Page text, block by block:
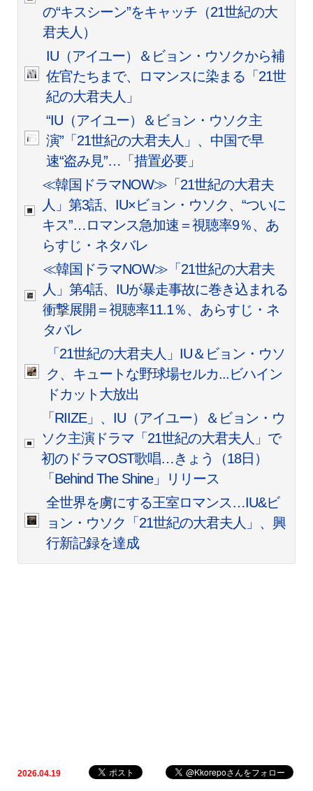
の“キスシーン”をキャッチ（21世紀の大
君夫人）
IU（アイユー）＆ビョン・ウソクから補
佐官たちまで、ロマンスに染まる「21世
紀の大君夫人」
“IU（アイユー）＆ビョン・ウソク主
演”「21世紀の大君夫人」、中国で早
速“盗み見”…「措置必要」
≪韓国ドラマNOW≫「21世紀の大君夫
人」第3話、IU×ビョン・ウソク、“ついに
キス”…ロマンス急加速＝視聴率9％、あ
らすじ・ネタバレ
≪韓国ドラマNOW≫「21世紀の大君夫
人」第4話、IUが暴走事故に巻き込まれる
衝撃展開＝視聴率11.1％、あらすじ・ネ
タバレ
「21世紀の大君夫人」IU＆ビョン・ウソ
ク、キュートな野球場セルカ...ビハイン
ドカット大放出
「RIIZE」、IU（アイユー）＆ビョン・ウ
ソク主演ドラマ「21世紀の大君夫人」で
初のドラマOST歌唱…きょう（18日）
「Behind The Shine」リリース
全世界を虜にする王室ロマンス…IU&ビ
ョン・ウソク「21世紀の大君夫人」、興
行新記録を達成
2026.04.19